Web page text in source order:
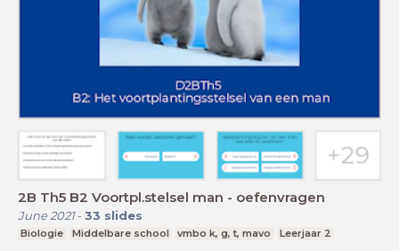
2B Th5 B2 Voortpl.stelsel man - oefenvragen
June 2021- 33 slides
Biologie Middelbare school vmbo k, g, t, mavo Leerjaar 2